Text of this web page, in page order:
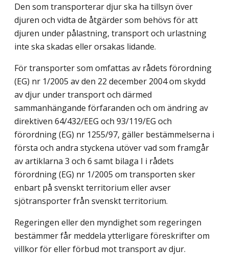
Den som transporterar djur ska ha tillsyn över
djuren och vidta de åtgärder som behövs för att
djuren under pålastning, transport och urlastning
inte ska skadas eller orsakas lidande.
För transporter som omfattas av rådets förordning
(EG) nr 1/2005 av den 22 december 2004 om skydd
av djur under transport och därmed
sammanhängande förfaranden och om ändring av
direktiven 64/432/EEG och 93/119/EG och
förordning (EG) nr 1255/97, gäller bestämmelserna i
första och andra styckena utöver vad som framgår
av artiklarna 3 och 6 samt bilaga I i rådets
förordning (EG) nr 1/2005 om transporten sker
enbart på svenskt territorium eller avser
sjötransporter från svenskt territorium.
Regeringen eller den myndighet som regeringen
bestämmer får meddela ytterligare föreskrifter om
villkor för eller förbud mot transport av djur.